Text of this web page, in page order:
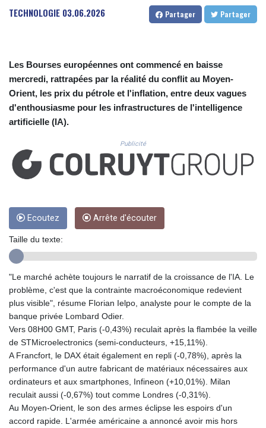
CUP 30.61805
DKK 7.475264
DOP 67.26602
DZD 153.587771
EGP 57.609419
FJD 2.552261
FKP 0.857019
GBP 0.856098
GHS 13.519372
GNF 10120.260724
GTQ 8.791676
GYD 241.024009
HKD 9.064594
HNL 30.884989
HTG 150.666939
HUF 363.033032
IDR 20546.50216
ILS 3.468101
IMP 0.857019
INR 110.072122
IQD 1509.468404
IRR 1589307.85432
TECHNOLOGIE 03.06.2026 Partager Partager
Les Bourses européennes ont commencé en baisse
mercredi, rattrapées par la réalité du conflit au Moyen-
Orient, les prix du pétrole et l'inflation, entre deux vagues
d'enthousiasme pour les infrastructures de l'intelligence
artificielle (IA).
Publicité
Ecoutez Arrête d'écouter
Taille du texte:
"Le marché achète toujours le narratif de la croissance de l'IA. Le
problème, c'est que la contrainte macroéconomique redevient
plus visible", résume Florian Ielpo, analyste pour le compte de la
banque privée Lombard Odier.
Vers 08H00 GMT, Paris (-0,43%) reculait après la flambée la veille
de STMicroelectronics (semi-conducteurs, +15,11%).
A Francfort, le DAX était également en repli (-0,78%), après la
performance d'un autre fabricant de matériaux nécessaires aux
ordinateurs et aux smartphones, Infineon (+10,01%). Milan
reculait aussi (-0,67%) tout comme Londres (-0,31%).
Au Moyen-Orient, le son des armes éclipse les espoirs d'un
accord rapide. L'armée américaine a annoncé avoir mis hors